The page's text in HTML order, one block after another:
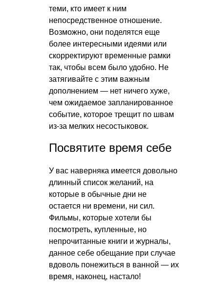
теми, кто имеет к ним
непосредственное отношение.
Возможно, они поделятся еще
более интересными идеями или
скорректируют временные рамки
так, чтобы всем было удобно. Не
затягивайте с этим важным
дополнением — нет ничего хуже,
чем ожидаемое запланированное
событие, которое трещит по швам
из-за мелких несостыковок.
Посвятите время себе
У вас наверняка имеется довольно
длинный список желаний, на
которые в обычные дни не
остается ни времени, ни сил.
Фильмы, которые хотели бы
посмотреть, купленные, но
непрочитанные книги и журналы,
данное себе обещание при случае
вдоволь понежиться в ванной — их
время, наконец, настало!